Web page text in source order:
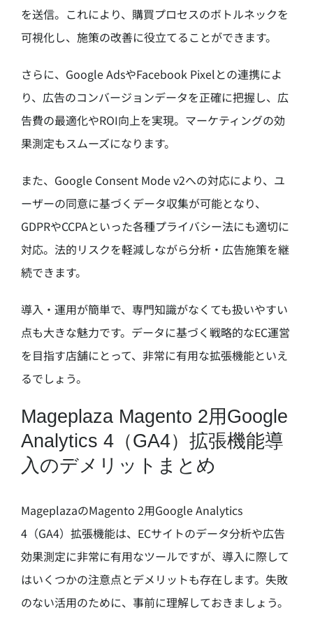
を送信。これにより、購買プロセスのボトルネックを
可視化し、施策の改善に役立てることができます。
さらに、Google AdsやFacebook Pixelとの連携によ
り、広告のコンバージョンデータを正確に把握し、広
告費の最適化やROI向上を実現。マーケティングの効
果測定もスムーズになります。
また、Google Consent Mode v2への対応により、ユ
ーザーの同意に基づくデータ収集が可能となり、
GDPRやCCPAといった各種プライバシー法にも適切に
対応。法的リスクを軽減しながら分析・広告施策を継
続できます。
導入・運用が簡単で、専門知識がなくても扱いやすい
点も大きな魅力です。データに基づく戦略的なEC運営
を目指す店舗にとって、非常に有用な拡張機能といえ
るでしょう。
Mageplaza Magento 2用Google
Analytics 4（GA4）拡張機能導
入のデメリットまとめ
MageplazaのMagento 2用Google Analytics
4（GA4）拡張機能は、ECサイトのデータ分析や広告
効果測定に非常に有用なツールですが、導入に際して
はいくつかの注意点とデメリットも存在します。失敗
のない活用のために、事前に理解しておきましょう。